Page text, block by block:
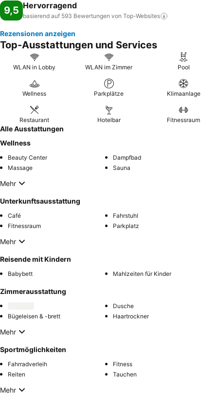
9,5 Hervorragend
basierend auf 593 Bewertungen von Top-Websites
Rezensionen anzeigen
Top-Ausstattungen und Services
WLAN in Lobby WLAN im Zimmer Pool
Wellness Parkplätze Klimaanlage
Restaurant Hotelbar Fitnessraum
Alle Ausstattungen
Wellness
Beauty Center
Dampfbad
Massage
Sauna
Mehr
Unterkunftsausstattung
Café
Fahrstuhl
Fitnessraum
Parkplatz
Mehr
Reisende mit Kindern
Babybett Mahlzeiten für Kinder
Zimmerausstattung
Dusche
Bügeleisen & -brett
Haartrockner
Mehr
Sportmöglichkeiten
Fahrradverleih
Fitness
Reiten
Tauchen
Mehr